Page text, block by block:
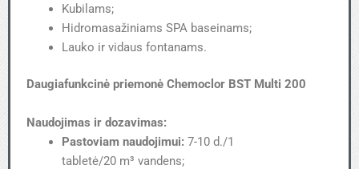
Kubilams;
Hidromasažiniams SPA baseinams;
Lauko ir vidaus fontanams.
Daugiafunkcinė priemonė Chemoclor BST Multi 200
Naudojimas ir dozavimas:
Pastoviam naudojimui: 7-10 d./1
tabletė/20 m³ vandens;